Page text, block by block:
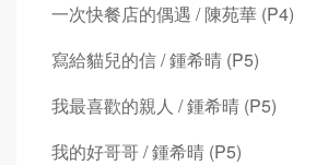
一次快餐店的偶遇 / 陳苑華 (P4)
寫給貓兒的信 / 鍾希晴 (P5)
我最喜歡的親人 / 鍾希晴 (P5)
我的好哥哥 / 鍾希晴 (P5)